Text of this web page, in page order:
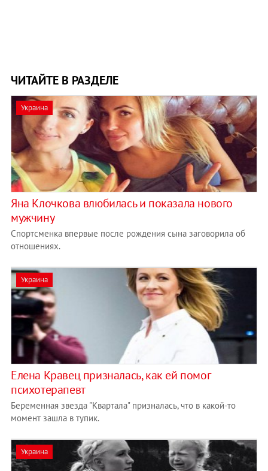
ЧИТАЙТЕ В РАЗДЕЛЕ
Украина
Яна Клочкова влюбилась и показала нового
мужчину
Спортсменка впервые после рождения сына заговорила об
отношениях.
Украина
Елена Кравец призналась, как ей помог
психотерапевт
Беременная звезда "Квартала" призналась, что в какой-то
момент зашла в тупик.
Украина